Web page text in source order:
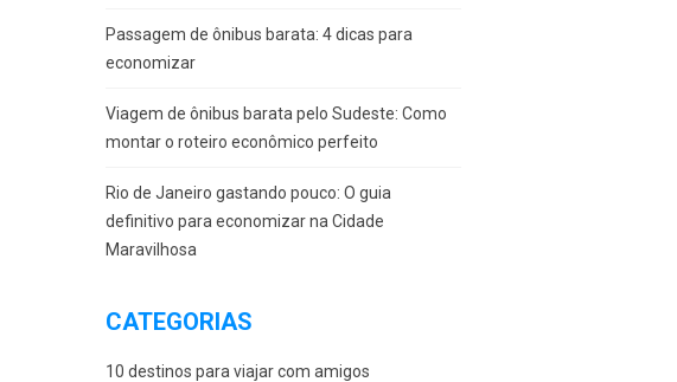
Passagem de ônibus barata: 4 dicas para
economizar
Viagem de ônibus barata pelo Sudeste: Como
montar o roteiro econômico perfeito
Rio de Janeiro gastando pouco: O guia
definitivo para economizar na Cidade
Maravilhosa
CATEGORIAS
10 destinos para viajar com amigos